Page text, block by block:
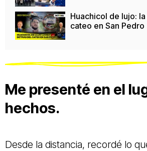
Huachicol de lujo:
cateo en San Pedro
Me presenté en el
hechos.
Desde la distancia, recordé lo